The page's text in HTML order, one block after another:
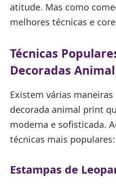
atitude. Mas como
melhores técnicas e
Técnicas
Decoradas
Existem várias
decorada animal print
moderna e sofisticada.
técnicas mais populares:
Estampas de